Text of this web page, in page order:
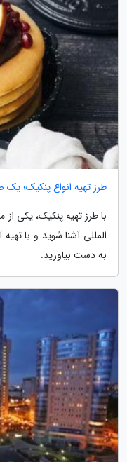
طرز تهیه انواع پنکیک؛
با طرز تهیه پنکیک، یکی
المللی آشنا شوید و با
به دست بیاورید.